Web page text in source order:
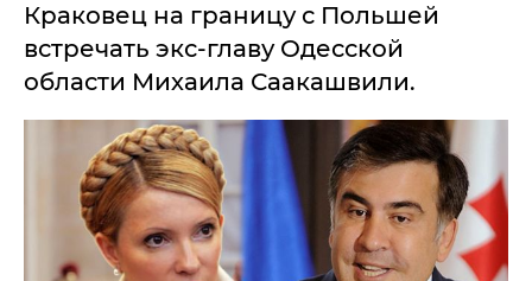
Краковец на границу с Польшей
встречать экс-главу Одесской
области Михаила Саакашвили.